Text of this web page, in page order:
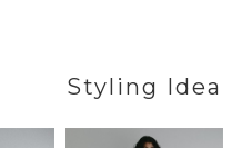
Styling Idea